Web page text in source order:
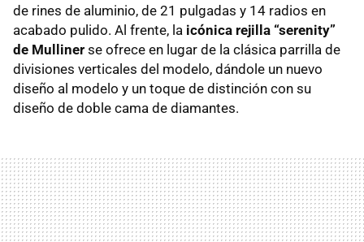
de rines de aluminio, de 21 pulgadas y 14 radios en
acabado pulido. Al frente, la icónica rejilla “serenity”
de Mulliner se ofrece en lugar de la clásica parrilla de
divisiones verticales del modelo, dándole un nuevo
diseño al modelo y un toque de distinción con su
diseño de doble cama de diamantes.